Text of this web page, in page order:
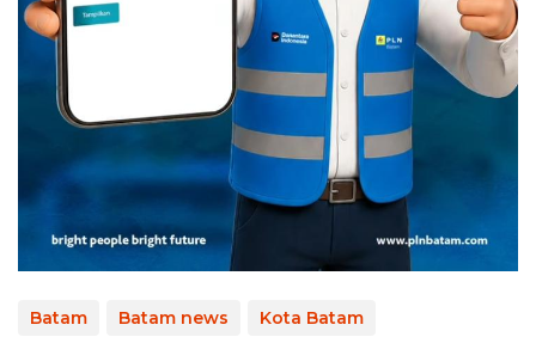
Batam Batam news Kota Batam